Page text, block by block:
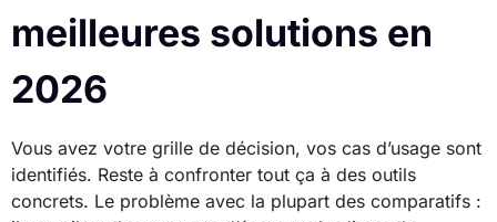
meilleures solutions en
2026
Vous avez votre grille de décision, vos cas d’usage sont
identifiés. Reste à confronter tout ça à des outils
concrets. Le problème avec la plupart des comparatifs :